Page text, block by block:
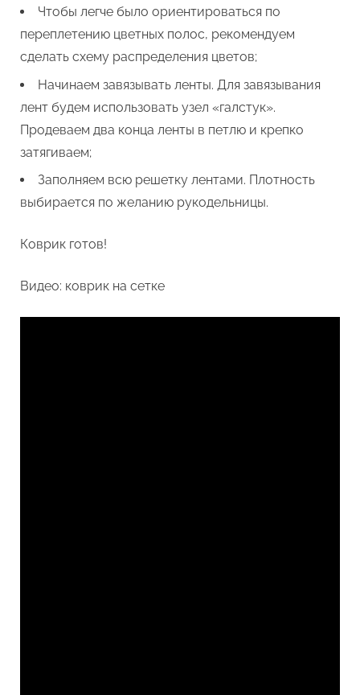
Чтобы легче было ориентироваться по
переплетению цветных полос, рекомендуем
сделать схему распределения цветов;
Начинаем завязывать ленты. Для завязывания
лент будем использовать узел «галстук».
Продеваем два конца ленты в петлю и крепко
затягиваем;
Заполняем всю решетку лентами. Плотность
выбирается по желанию рукодельницы.
Коврик готов!
Видео: коврик на сетке